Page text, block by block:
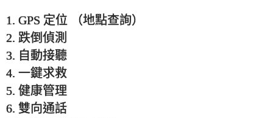
1. GPS 定位 （地點查詢）
2. 跌倒偵測
3. 自動接聽
4. 一鍵求救
5. 健康管理
6. 雙向通話